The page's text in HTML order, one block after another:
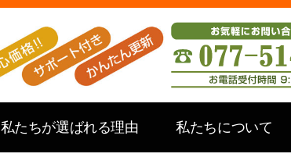
私たちが選ばれる理由 私たちについて